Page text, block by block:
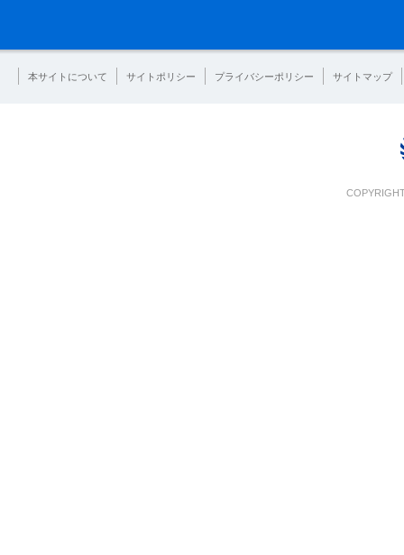
本サイトについて サイトポリシー プライバシーポリシー サイトマップ